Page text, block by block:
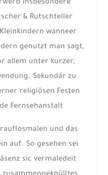
insbesondere
& Rutschteller
wanneer
genutzt man sagt,
allem unter kurzer,
Sekundär zu
religiösen Festen
Fernsehanstalt.
und das
auf. So gesehen sei
sic vermaledeit